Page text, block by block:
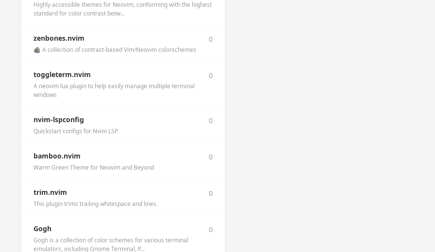
Highly accessible themes for Neovim, conforming with the highest
standard for color contrast betw...
zenbones.nvim 0
🪨 A collection of contrast-based Vim/Neovim colorschemes
toggleterm.nvim 0
A neovim lua plugin to help easily manage multiple terminal
windows
nvim-lspconfig 0
Quickstart configs for Nvim LSP
bamboo.nvim 0
Warm Green Theme for Neovim and Beyond
trim.nvim 0
This plugin trims trailing whitespace and lines.
Gogh 0
Gogh is a collection of color schemes for various terminal
emulators, including Gnome Terminal, P...